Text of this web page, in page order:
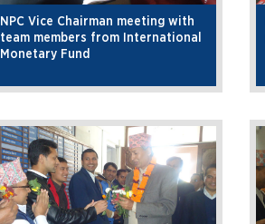
NPC Vice Chairman meeting with
team members from International
Monetary Fund